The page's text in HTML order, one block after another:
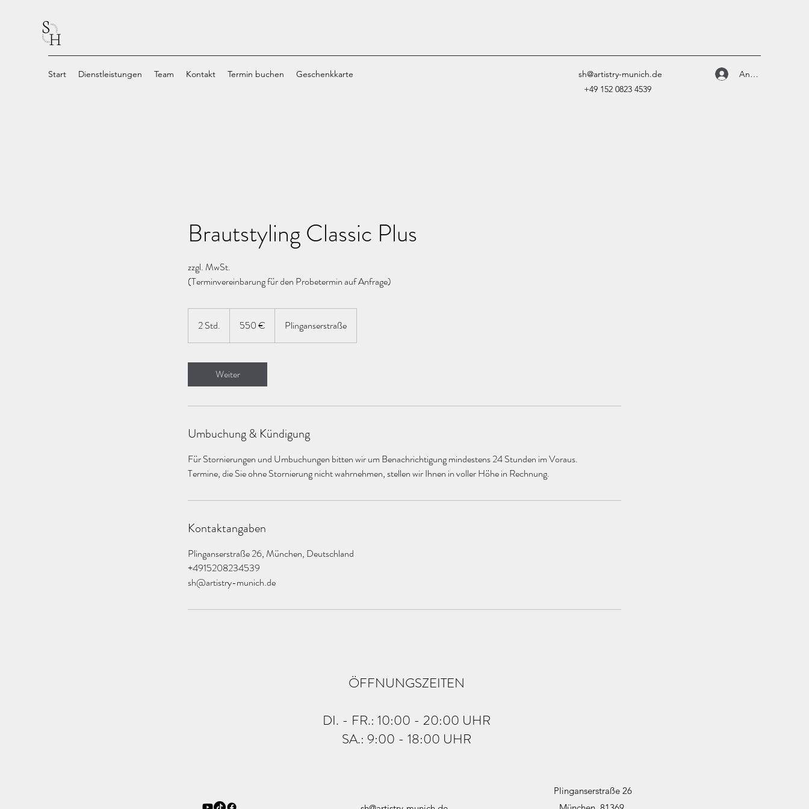
Start Dienstleistungen Team Kontakt Termin buchen Geschenkkarte
sh@artistry-munich.de
+49 152 0823 4539
Anmelden
Brautstyling Classic Plus
zzgl. MwSt.
(Terminvereinbarung für den Probetermin auf Anfrage)
2 Std.
S
d
.
550 € Plinganserstraße
Weiter
Umbuchung & Kündigung
Für Stornierungen und Umbuchungen bitten wir um Benachrichtigung mindestens 24 Stunden im Voraus.
Termine, die Sie ohne Stornierung nicht wahrnehmen, stellen wir Ihnen in voller Höhe in Rechnung.
Kontaktangaben
Plinganserstraße 26, München, Deutschland
+4915208234539
sh@artistry-munich.de
ÖFFNUNGSZEITEN
DI. - FR.: 10:00 - 20:00 UHR
SA.: 9:00 - 18:00 UHR
Plinganserstraße 26